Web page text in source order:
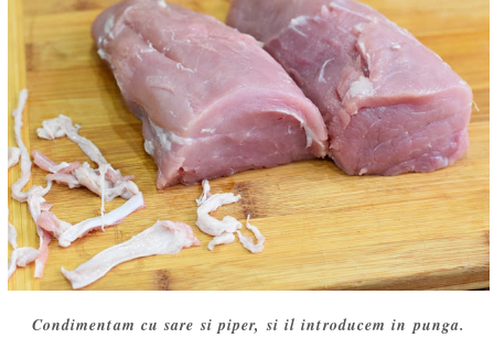
Condimentam cu sare si piper, si il introducem in punga.